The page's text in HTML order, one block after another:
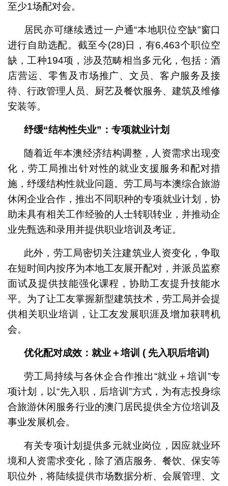
至少1场配对会。
居民亦可继续透过一户通“本地职位空缺”窗口
进行自助选配。截至今(28)日，有6,463个职位空
缺，工种194项，涉及范畴相当多元化，包括：酒
店营运、零售及市场推广、文员、客户服务及接
待、行政管理人员、厨艺及餐饮服务、建筑及维修
安装等。
纾缓“结构性失业”：专项就业计划
随着近年本澳经济结构调整，人资需求出现变
化，劳工局推出针对性的就业支援服务和配对措
施，纾缓结构性就业问题。劳工局与本澳综合旅游
休闲企业合作，推出不同职种的专项就业计划，协
助未具有相关工作经验的人士转职转业，并推动企
业先甄选和录用并提供职业培训及考证。
此外，劳工局密切关注建筑业人资变化，争取
在短时间内按序为本地工友展开配对，并派员监察
面试及提供技能强化课程，协助工友提升技能水
平。为了让工友掌握新型建筑技术，劳工局并会提
供相关职业培训，让工友发展职涯及增加获聘机
会。
优化配对成效：就业＋培训 ( 先入职后培训 )
劳工局持续与各休企合作推出“就业＋培训”专
项计划，以“先入职，后培训”方式，为有志投身综
合旅游休闲服务行业的澳门居民提供全方位培训及
事业发展机会。
有关专项计划提供多元就业岗位，因应就业环
境和人资需求变化，除了酒店服务、餐饮、保安等
职位外，将陆续提供市场数据分析、会展管理、文